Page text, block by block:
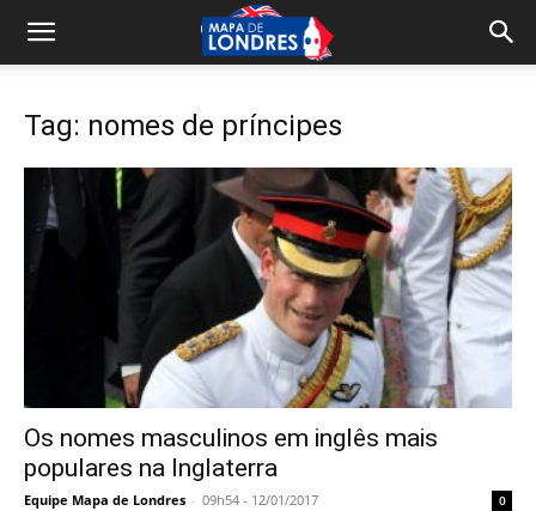
Tag: nomes de príncipes
Os nomes masculinos em inglês mais
populares na Inglaterra
Equipe Mapa de Londres - 09h54 - 12/01/2017 0